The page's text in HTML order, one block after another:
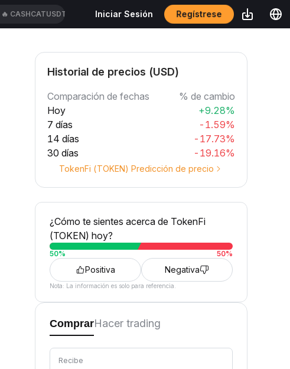
🔥 CASHCATUSDT Iniciar Sesión Regístrese
Historial de precios (USD)
Comparación de fechas
% de cambio
Hoy
+9.28%
7 días
-1.59%
14 días
-17.73%
30 días
-19.16%
TokenFi (TOKEN) Predicción de precio
¿Cómo te sientes acerca de TokenFi
(TOKEN) hoy?
50% 50%
Positiva Negativa
Nota: La información es solo para referencia.
ComprarHacer trading
Recibe